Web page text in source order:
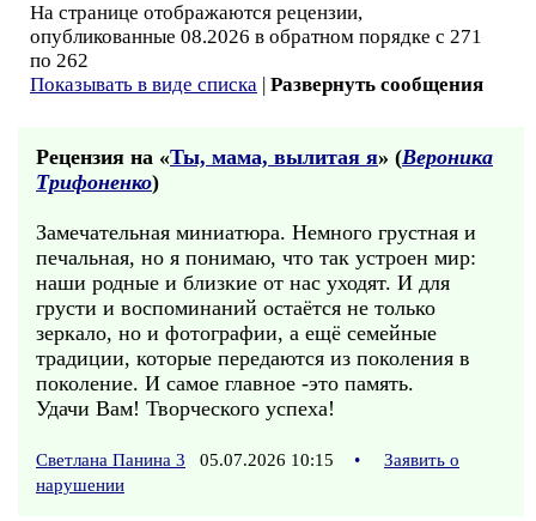
На странице отображаются рецензии,
опубликованные 08.2026 в обратном порядке с 271
по 262
Показывать в виде списка | Развернуть сообщения
Рецензия на «Ты, мама, вылитая я» (Вероника
Трифоненко)
Замечательная миниатюра. Немного грустная и
печальная, но я понимаю, что так устроен мир:
наши родные и близкие от нас уходят. И для
грусти и воспоминаний остаётся не только
зеркало, но и фотографии, а ещё семейные
традиции, которые передаются из поколения в
поколение. И самое главное -это память.
Удачи Вам! Творческого успеха!
Светлана Панина 3 05.07.2026 10:15 •
Заявить о
нарушении